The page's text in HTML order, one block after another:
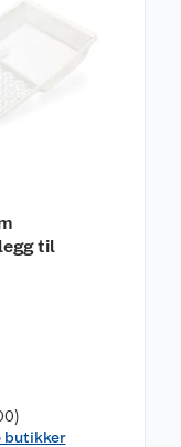
til
butikker